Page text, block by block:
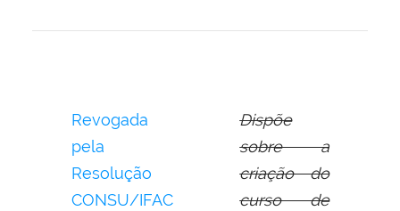
Revogada
pela
Resolução
CONSU/IFAC
Dispõe
sobre a
criação do
curso de